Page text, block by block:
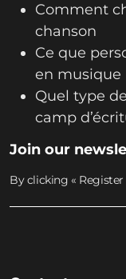
Comment
chanson
Ce que
en musique
Quel type
camp
Join our
By clicking «